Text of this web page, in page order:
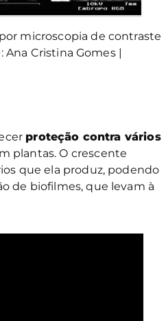
microscopia de contraste
Ana Cristina Gomes |
proteção contra vários
plantas. O crescente
que ela produz, podendo
de biofilmes, que levam à